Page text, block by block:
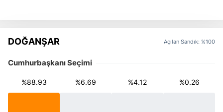
DOĞANŞAR Açılan Sandık: %100
Cumhurbaşkanı Seçimi
%88.93 %6.69 %4.12 %0.26